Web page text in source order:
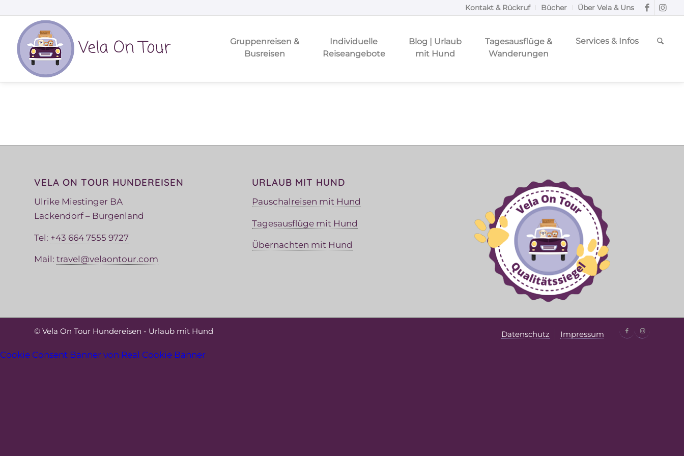
Kontakt & Rückruf Bücher Über Vela & Uns
Gruppenreisen &
Busreisen
Individuelle
Reiseangebote
Blog | Urlaub
mit Hund
Tagesausflüge &
Wanderungen
Services & Infos
VELA ON TOUR HUNDEREISEN
Ulrike Miestinger BA
Lackendorf – Burgenland
Tel: +43 664 7555 9727
Mail: travel@velaontour.com
URLAUB MIT HUND
Pauschalreisen mit Hund
Tagesausflüge mit Hund
Übernachten mit Hund
© Vela On Tour Hundereisen - Urlaub mit Hund Datenschutz Impressum
Cookie Consent Banner von Real Cookie Banner